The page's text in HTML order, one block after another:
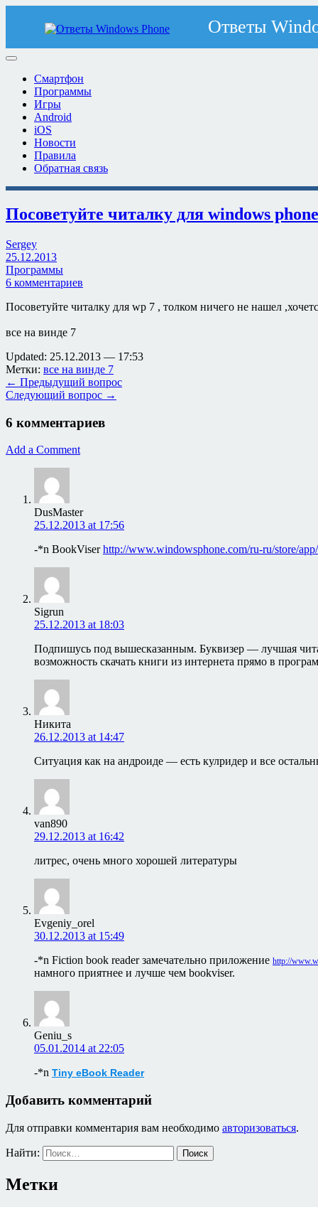
Смартфон
Программы
Игры
Android
iOS
Новости
Правила
Обратная связь
Посоветуйте читалку для windows
Sergey
25.12.2013
Программы
6 комментариев
Посоветуйте читалку для wp 7 , толком ничего не нашел
все на винде 7
Updated: 25.12.2013 — 17:53
Метки: все на винде 7
← Предыдущий вопрос
Следующий вопрос →
6 комментариев
Add a Comment
DusMaster
25.12.2013 at 17:56
-*n BookViserhttp://www.windowsphone.com/ru-ru/store/
Sigrun
25.12.2013 at 18:03
Подпишусь под вышесказанным. Буквизер — лучшая
возможность скачать книги из интернета прямо в
Никита
26.12.2013 at 14:47
Ситуация как на андроиде — есть кулридер и все
van890
29.12.2013 at 16:42
литрес, очень много хорошей литературы
Evgeniy_orel
30.12.2013 at 15:49
-*n Fiction book reader замечательно приложение http://
намного приятнее и лучше чем bookviser.
Geniu_s
05.01.2014 at 22:05
-*n Tiny eBook Reader
Добавить комментарий
Для отправки комментария вам необходимо авторизоваться.
Найти:
Метки